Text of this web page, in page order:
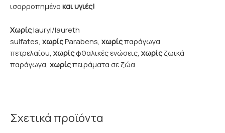
ισορροπημένο και υγιές!
Χωρίςlauryl/laureth
sulfates, χωρίςParabens, χωρίςπαράγωγα
πετρελαίου, χωρίςφθαλικές ενώσεις, χωρίςζωικά
παράγωγα, χωρίςπειράματα σε ζώα.
Σχετικά προϊόντα